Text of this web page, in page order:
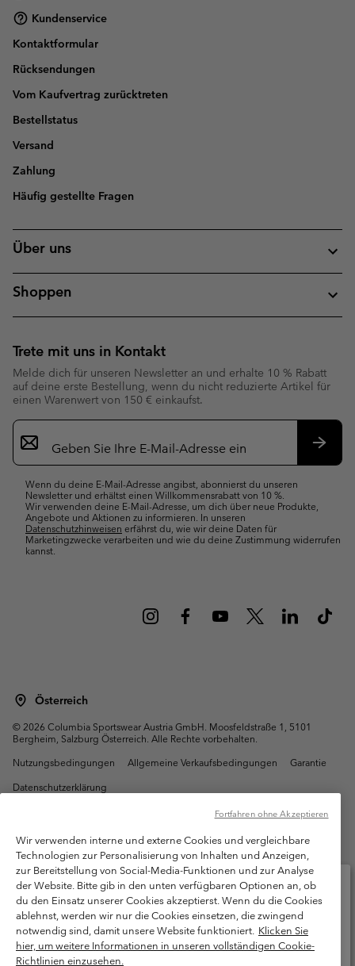
Kundenservice
Kontaktformular
Rücksendungen
Vom Kaufvertrag zurücktreten
Bestellstatus
Versand
Zahlung
Häufig gestellte Fragen
Über uns
Shoppen
Trete mit uns in Kontakt
Melde dich für unseren Newsletter an und erhalte 10 % Rabatt
auf deine erste Bestellung, wenn du nicht reduzierte Artikel für
einen Warenwert von 150 € einkaufst.
Newsletter-
Anmeldung
Wenn du deine E-Mail-Adresse angibst, abonnierst du unseren
Newsletter und erhältst einen Willkommensrabatt von 10 %.
Wir verwenden deine E-Mail-Adresse, um dich über neue Produkte,
Angebote und Aktionen zu informieren. In unseren
Datenschutzhinweisen erfährst du, wie wir deine Daten für
Marketingzwecke verarbeiten und wie du deine Zustimmung widerrufen
kannst.
Österreich
© 2026 Columbia Sportswear Austria GmbH. Moosfeldstraße 1, 5101
Bergheim, Salzburg Österreich. Alle Rechte vorbehalten.
Nutzungsbedingungen
Allgemeine Verkaufsbedingungen
Garantie
Datenschutzerklärung
Bestimmungen und Bedingungen des Mitglieder Programms
Nutzungsbedingungen Für Nutzergenerierte Inhalte
Impressum
Cookies
Kundenservice: Mo- Fr. 9:00 - 13:00 & 14:00- 18:00 Uhr
(+)43720880525
Wir verwenden interne und externe Cookies und vergleichbare
Technologien zur Personalisierung von Inhalten und Anzeigen,
zur Bereitstellung von Social-Media-Funktionen und zur Analyse
der Website. Bitte gib in den unten verfügbaren Optionen an, ob
du den Einsatz unserer Cookies akzeptierst. Wenn du die Cookies
ablehnst, werden wir nur die Cookies einsetzen, die zwingend
notwendig sind, damit unsere Website funktioniert. Klicken Sie
hier, um weitere Informationen in unseren vollständigen Cookie-
Richtlinien einzusehen.
Fortfahren ohne Akzeptieren
Bitte wählen Sie Ihr Lieferland und Ihre Sprache
Online-Einkauf verfügbar